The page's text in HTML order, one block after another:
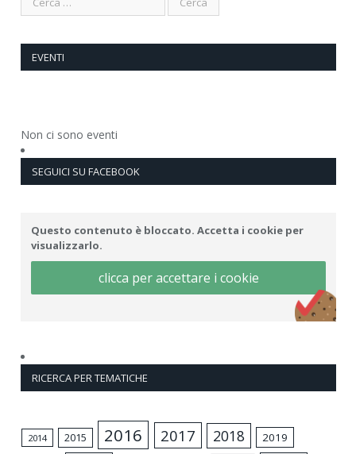
EVENTI
Non ci sono eventi
SEGUICI SU FACEBOOK
Questo contenuto è bloccato. Accetta i cookie per
visualizzarlo.
clicca per accettare i cookie
RICERCA PER TEMATICHE
2014 2015 2016 2017 2018 2019